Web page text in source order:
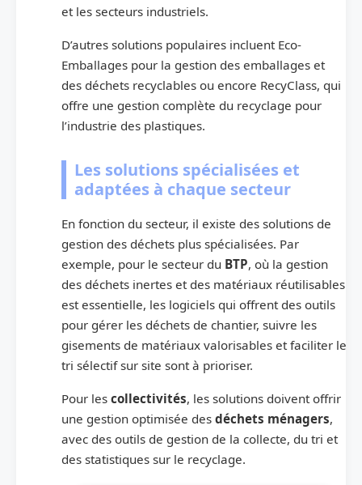
et les secteurs industriels.
D’autres solutions populaires incluent Eco-
Emballages pour la gestion des emballages et
des déchets recyclables ou encore RecyClass, qui
offre une gestion complète du recyclage pour
l’industrie des plastiques.
Les solutions spécialisées et
adaptées à chaque secteur
En fonction du secteur, il existe des solutions de
gestion des déchets plus spécialisées. Par
exemple, pour le secteur du BTP, où la gestion
des déchets inertes et des matériaux réutilisables
est essentielle, les logiciels qui offrent des outils
pour gérer les déchets de chantier, suivre les
gisements de matériaux valorisables et faciliter le
tri sélectif sur site sont à prioriser.
Pour les collectivités, les solutions doivent offrir
une gestion optimisée des déchets ménagers,
avec des outils de gestion de la collecte, du tri et
des statistiques sur le recyclage.